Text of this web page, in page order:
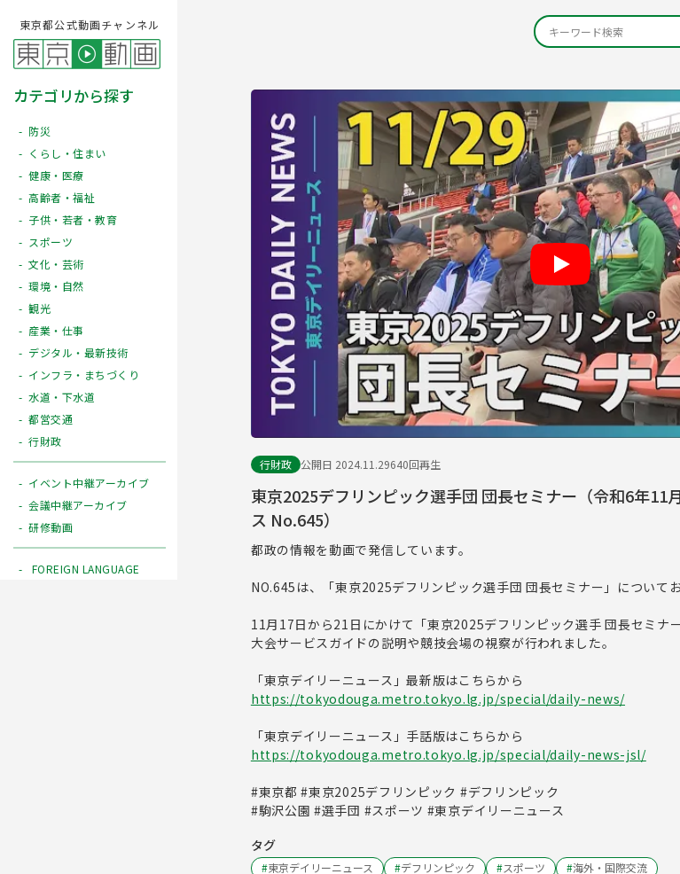
東京都公式動画チャンネル
カテゴリから探す
防災
くらし・住まい
健康・医療
高齢者・福祉
子供・若者・教育
スポーツ
文化・芸術
環境・自然
観光
産業・仕事
デジタル・最新技術
インフラ・まちづくり
水道・下水道
都営交通
行財政
イベント中継アーカイブ
会議中継アーカイブ
研修動画
FOREIGN LANGUAGE
Play
行財政 公開日 2024.11.29640回再生
東京2025デフリンピック選手団 団長セミナー（令和6年11
ス No.645）
都政の情報を動画で発信しています。
NO.645は、「東京2025デフリンピック選手団 団長セミナー」についてお
11月17日から21日にかけて「東京2025デフリンピック選手 団長セミナ
大会サービスガイドの説明や競技会場の視察が行われました。
「東京デイリーニュース」最新版はこちらから
https://tokyodouga.metro.tokyo.lg.jp/special/daily-news/
「東京デイリーニュース」手話版はこちらから
https://tokyodouga.metro.tokyo.lg.jp/special/daily-news-jsl/
#東京都 #東京2025デフリンピック #デフリンピック
#駒沢公園 #選手団 #スポーツ #東京デイリーニュース
タグ
#東京デイリーニュース #デフリンピック #スポーツ #海外・国際交流